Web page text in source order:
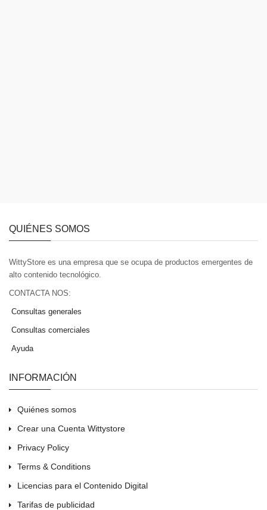
QUIÉNES SOMOS
WittyStore es una empresa que se ocupa de productos emergentes de
alto contenido tecnológico.
CONTACTA NOS:
Consultas generales
Consultas comerciales
Ayuda
INFORMACIÓN
Quiénes somos
Crear una Cuenta Wittystore
Privacy Policy
Terms & Conditions
Licencias para el Contenido Digital
Tarifas de publicidad